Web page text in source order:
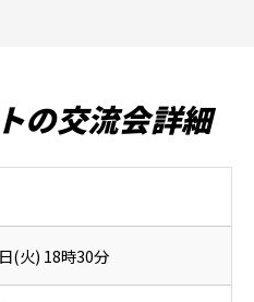
の交流会詳細
(火) 18時30分